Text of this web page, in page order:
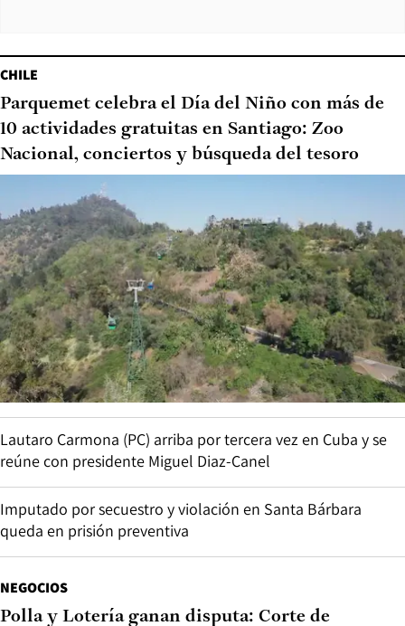
CHILE
Parquemet celebra el Día del Niño con más de
10 actividades gratuitas en Santiago: Zoo
Nacional, conciertos y búsqueda del tesoro
Lautaro Carmona (PC) arriba por tercera vez en Cuba y se
reúne con presidente Miguel Diaz-Canel
Imputado por secuestro y violación en Santa Bárbara
queda en prisión preventiva
NEGOCIOS
Polla y Lotería ganan disputa: Corte de